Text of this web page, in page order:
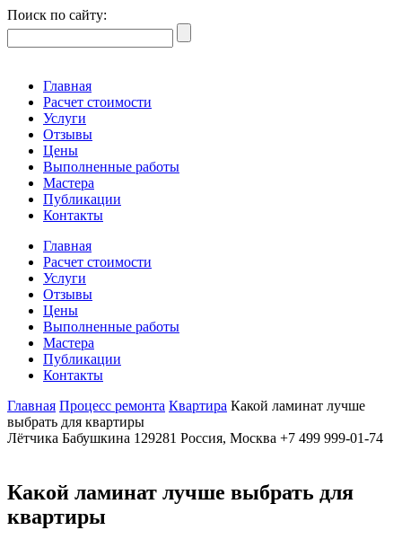
Поиск по сайту:
Главная
Расчет стоимости
Услуги
Отзывы
Цены
Выполненные работы
Мастера
Публикации
Контакты
Главная
Расчет стоимости
Услуги
Отзывы
Цены
Выполненные работы
Мастера
Публикации
Контакты
Главная Процесс ремонта Квартира Какой ламинат лучше
выбрать для квартиры
Лётчика Бабушкина 129281 Россия, Москва +7 499 999-01-74
Какой ламинат лучше выбрать для
квартиры